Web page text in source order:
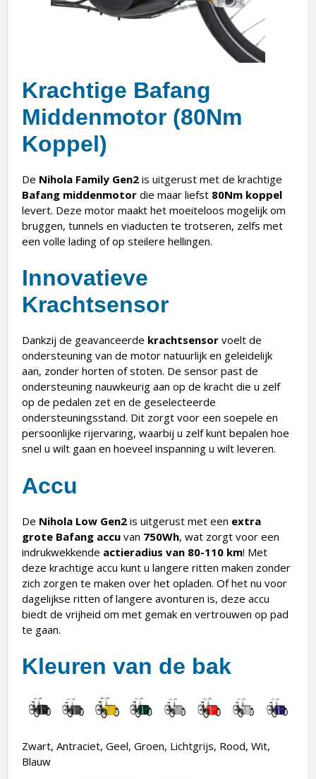
Krachtige Bafang
Middenmotor (80Nm
Koppel)
De Nihola Family Gen2 is uitgerust met de krachtige
Bafang middenmotor die maar liefst 80Nm koppel
levert. Deze motor maakt het moeiteloos mogelijk om
bruggen, tunnels en viaducten te trotseren, zelfs met
een volle lading of op steilere hellingen.
Innovatieve
Krachtsensor
Dankzij de geavanceerde krachtsensor voelt de
ondersteuning van de motor natuurlijk en geleidelijk
aan, zonder horten of stoten. De sensor past de
ondersteuning nauwkeurig aan op de kracht die u zelf
op de pedalen zet en de geselecteerde
ondersteuningsstand. Dit zorgt voor een soepele en
persoonlijke rijervaring, waarbij u zelf kunt bepalen hoe
snel u wilt gaan en hoeveel inspanning u wilt leveren.
Accu
De Nihola Low Gen2 is uitgerust met een extra
grote Bafang accu van 750Wh, wat zorgt voor een
indrukwekkende actieradius van 80-110 km! Met
deze krachtige accu kunt u langere ritten maken zonder
zich zorgen te maken over het opladen. Of het nu voor
dagelijkse ritten of langere avonturen is, deze accu
biedt de vrijheid om met gemak en vertrouwen op pad
te gaan.
Kleuren van de bak
Zwart, Antraciet, Geel, Groen, Lichtgrijs, Rood, Wit,
Blauw